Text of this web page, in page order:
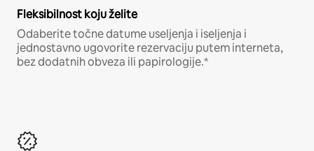
Fleksibilnost koju želite
Odaberite točne datume useljenja i iseljenja i
jednostavno ugovorite rezervaciju putem interneta,
bez dodatnih obveza ili papirologije.*